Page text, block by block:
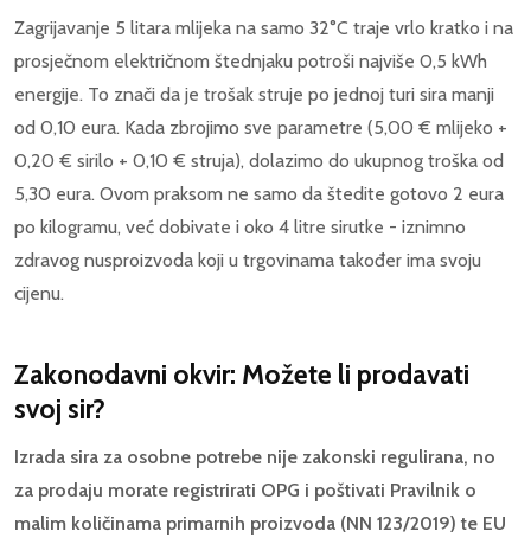
Zagrijavanje 5 litara mlijeka na samo 32°C traje vrlo kratko i na
prosječnom električnom štednjaku potroši najviše 0,5 kWh
energije. To znači da je trošak struje po jednoj turi sira manji
od 0,10 eura. Kada zbrojimo sve parametre (5,00 € mlijeko +
0,20 € sirilo + 0,10 € struja), dolazimo do ukupnog troška od
5,30 eura. Ovom praksom ne samo da štedite gotovo 2 eura
po kilogramu, već dobivate i oko 4 litre sirutke - iznimno
zdravog nusproizvoda koji u trgovinama također ima svoju
cijenu.
Zakonodavni okvir: Možete li prodavati
svoj sir?
Izrada sira za osobne potrebe nije zakonski regulirana, no
za prodaju morate registrirati OPG i poštivati Pravilnik o
malim količinama primarnih proizvoda (NN 123/2019) te EU